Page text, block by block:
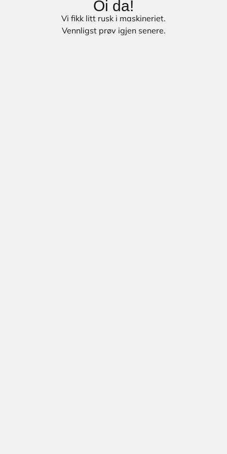
Oi da!
Vi fikk litt rusk i maskineriet.
Vennligst prøv igjen senere.